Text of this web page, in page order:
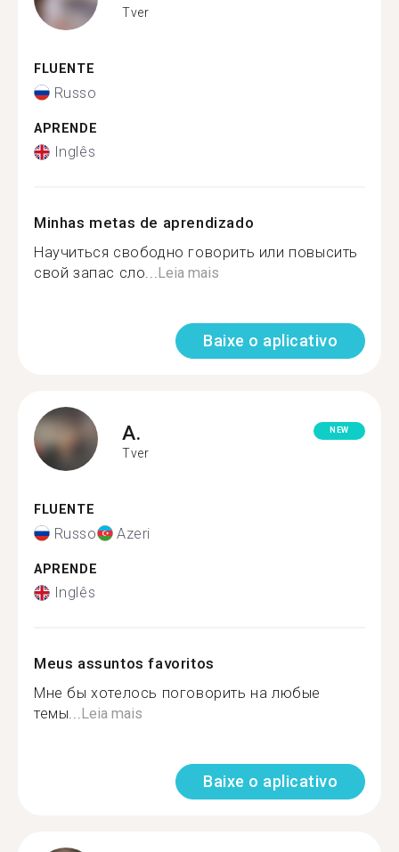
Tver
FLUENTE
Russo
APRENDE
Inglês
Minhas metas de aprendizado
Научиться свободно говорить или повысить
свой запас сло...Leia mais
Baixe o aplicativo
A.
Tver
NEW
FLUENTE
Russo Azeri
APRENDE
Inglês
Meus assuntos favoritos
Мне бы хотелось поговорить на любые
темы...Leia mais
Baixe o aplicativo